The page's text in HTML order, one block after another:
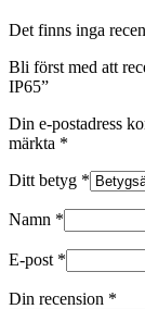
Det finns inga
Bli först med att
IP65”
Din e-postadress
märkta *
Ditt betyg *
Namn *
E-post *
Din recension *